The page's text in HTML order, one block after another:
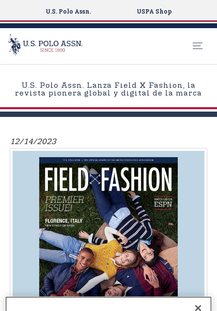
t
U.S. Polo Assn. USPA Shop
U.S. Polo Assn. Lanza Field X Fashion, la
revista pionera global y digital de la marca
12/14/2023